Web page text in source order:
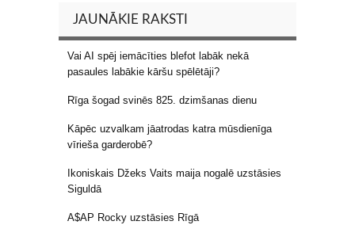
JAUNĀKIE RAKSTI
Vai AI spēj iemācīties blefot labāk nekā
pasaules labākie kāršu spēlētāji?
Rīga šogad svinēs 825. dzimšanas dienu
Kāpēc uzvalkam jāatrodas katra mūsdienīga
vīrieša garderobē?
Ikoniskais Džeks Vaits maija nogalē uzstāsies
Siguldā
A$AP Rocky uzstāsies Rīgā